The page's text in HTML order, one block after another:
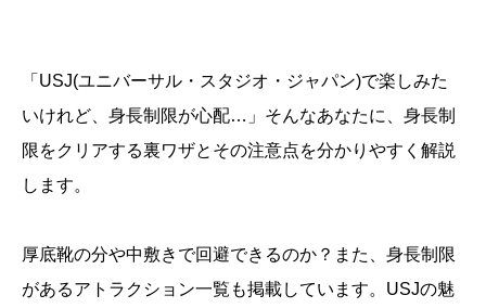
「USJ(ユニバーサル・スタジオ・ジャパン)で楽しみた
いけれど、身長制限が心配…」そんなあなたに、身長制
限をクリアする裏ワザとその注意点を分かりやすく解説
します。
厚底靴の分や中敷きで回避できるのか？また、身長制限
があるアトラクション一覧も掲載しています。USJの魅